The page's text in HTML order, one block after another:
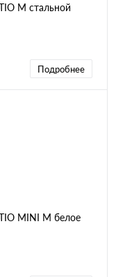
M стальной
Подробнее
MINI M белое